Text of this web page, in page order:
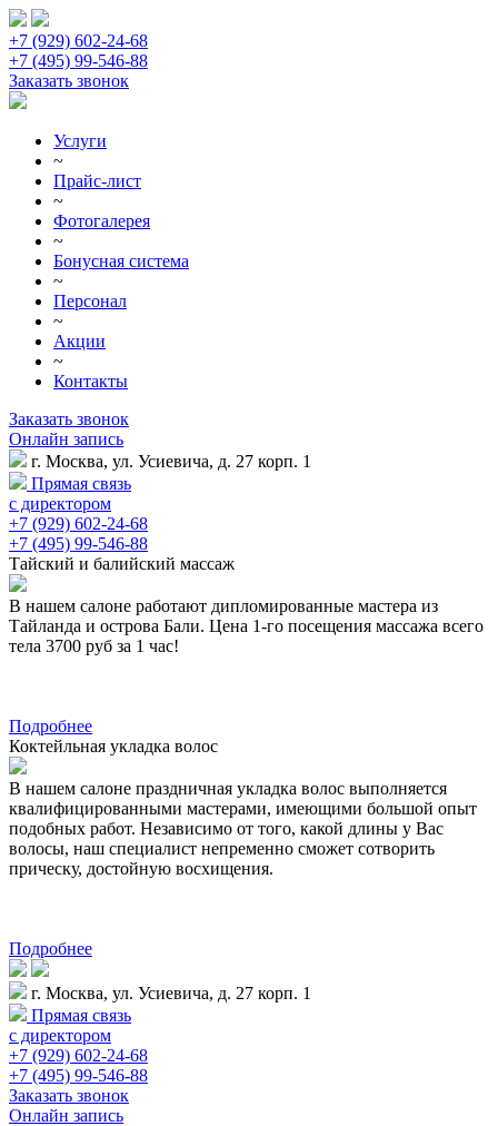
+7 (929) 602-24-68
+7 (495) 99-546-88
Заказать звонок
Услуги
~
Прайс-лист
~
Фотогалерея
~
Бонусная система
~
Персонал
~
Акции
~
Контакты
Заказать звонок
Онлайн запись
г. Москва, ул. Усиевича, д. 27 корп. 1
Прямая связь
с директором
+7 (929) 602-24-68
+7 (495) 99-546-88
Тайский и балийский массаж
В нашем салоне работают дипломированные мастера из
Тайланда и острова Бали. Цена 1-го посещения массажа всего
тела 3700 руб за 1 час!
Подробнее
Коктейльная укладка волос
В нашем салоне праздничная укладка волос выполняется
квалифицированными мастерами, имеющими большой опыт
подобных работ. Независимо от того, какой длины у Вас
волосы, наш специалист непременно сможет сотворить
прическу, достойную восхищения.
Подробнее
г. Москва, ул. Усиевича, д. 27 корп. 1
Прямая связь
с директором
+7 (929) 602-24-68
+7 (495) 99-546-88
Заказать звонок
Онлайн запись